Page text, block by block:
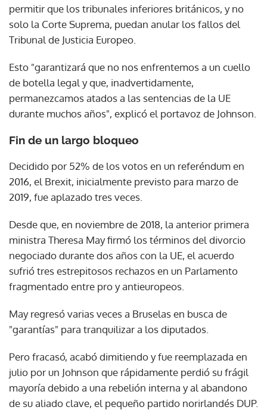
permitir que los tribunales inferiores británicos, y no
solo la Corte Suprema, puedan anular los fallos del
Tribunal de Justicia Europeo.
Esto "garantizará que no nos enfrentemos a un cuello
de botella legal y que, inadvertidamente,
permanezcamos atados a las sentencias de la UE
durante muchos años", explicó el portavoz de Johnson.
Fin de un largo bloqueo
Decidido por 52% de los votos en un referéndum en
2016, el Brexit, inicialmente previsto para marzo de
2019, fue aplazado tres veces.
Desde que, en noviembre de 2018, la anterior primera
ministra Theresa May firmó los términos del divorcio
negociado durante dos años con la UE, el acuerdo
sufrió tres estrepitosos rechazos en un Parlamento
fragmentado entre pro y antieuropeos.
May regresó varias veces a Bruselas en busca de
"garantías" para tranquilizar a los diputados.
Pero fracasó, acabó dimitiendo y fue reemplazada en
julio por un Johnson que rápidamente perdió su frágil
mayoría debido a una rebelión interna y al abandono
de su aliado clave, el pequeño partido norirlandés DUP.